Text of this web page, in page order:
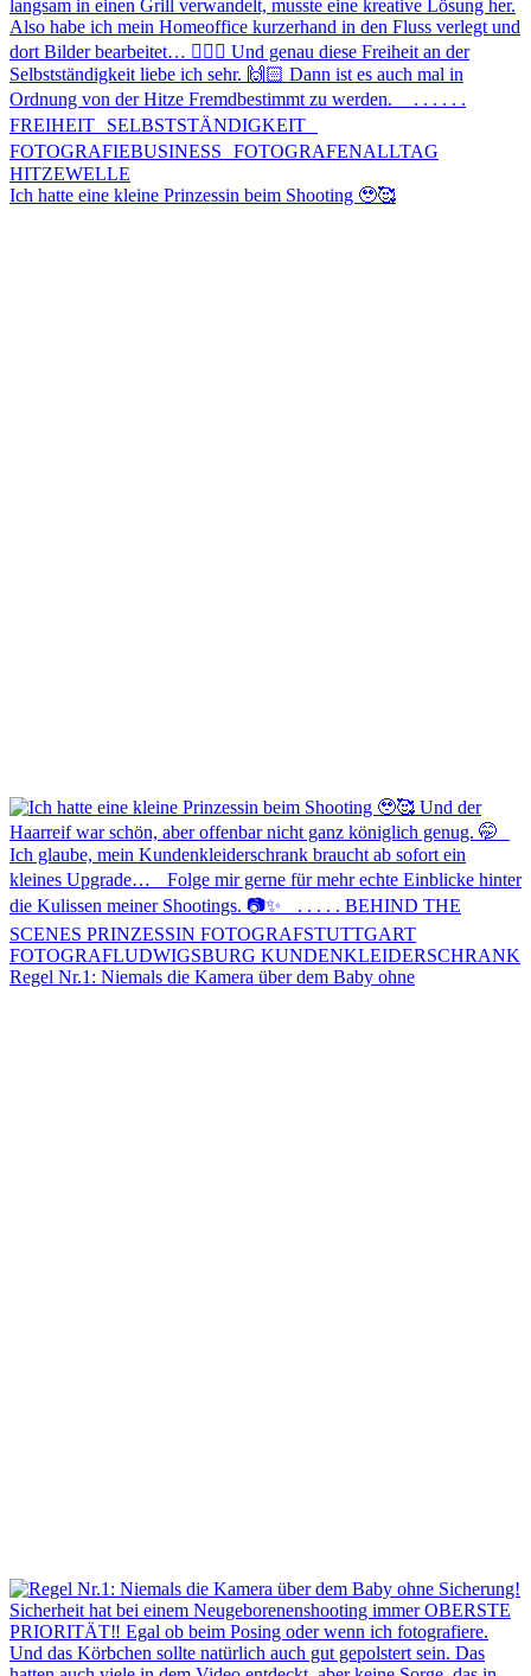
Ich hatte eine kleine Prinzessin beim Shooting 🥹🥰
Regel Nr.1: Niemals die Kamera über dem Baby ohne